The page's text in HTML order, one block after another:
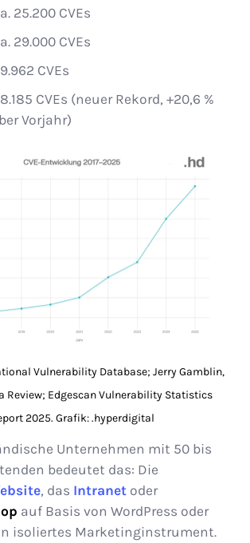
25.200 CVEs
29.000 CVEs
CVEs
CVEs (neuer Rekord, +20,6 %
Vorjahr)
Vulnerability Database; Jerry Gamblin,
Review; Edgescan Vulnerability Statistics
2025. Grafik: .hyperdigital
Unternehmen mit 50 bis
bedeutet das: Die
, das Intranet oder
auf Basis von WordPress oder
isoliertes Marketinginstrument.